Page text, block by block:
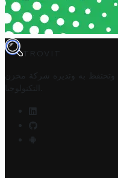
TROVIT
به وتديره
شركة مخزن
التكنولوجيا